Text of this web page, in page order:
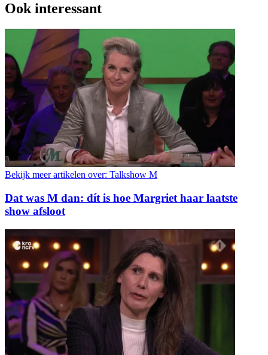
Ook interessant
Bekijk meer artikelen over: Talkshow M
Dat was M dan: dít is hoe Margriet haar laatste
show afsloot